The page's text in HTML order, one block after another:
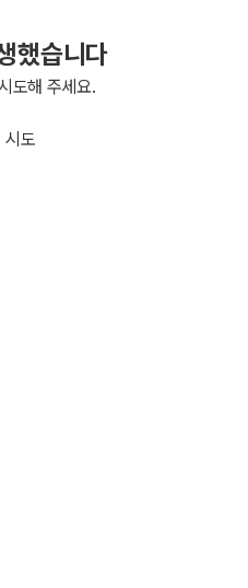
했습니다
도해 주세요.
시도